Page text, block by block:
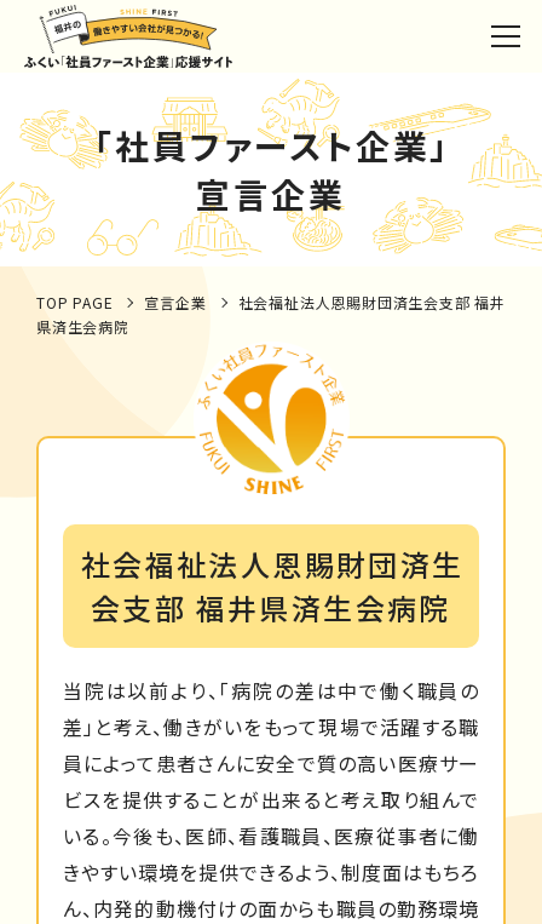
「社員ファースト企業」
宣言企業
TOP PAGE 宣言企業
社会福祉法人恩賜財団済生会支部 福井
県済生会病院
社会福祉法人恩賜財団済生
会支部 福井県済生会病院
当院は以前より、「病院の差は中で働く職員の
差」と考え、働きがいをもって現場で活躍する職
員によって患者さんに安全で質の高い医療サー
ビスを提供することが出来ると考え取り組んで
いる。今後も、医師、看護職員、医療従事者に働
きやすい環境を提供できるよう、制度面はもちろ
ん、内発的動機付けの面からも職員の勤務環境